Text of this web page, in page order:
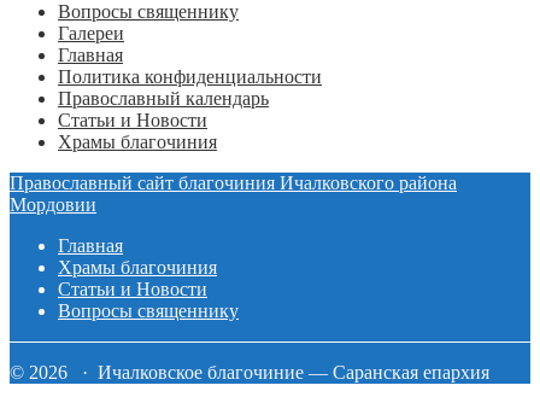
Вопросы священнику
Галереи
Главная
Политика конфиденциальности
Православный календарь
Статьи и Новости
Храмы благочиния
Православный сайт благочиния Ичалковского района
Мордовии
Главная
Храмы благочиния
Статьи и Новости
Вопросы священнику
© 2026 · Ичалковское благочиние — Саранская епархия